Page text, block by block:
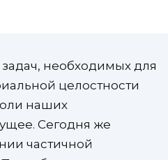
задач, необходимых для
целостности
наших
Сегодня же
частичной